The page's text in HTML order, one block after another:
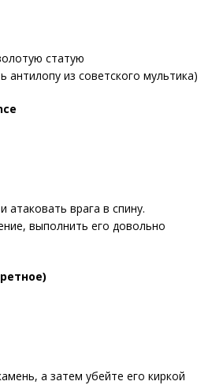
статую
из советского мультика)
атаковать врага в спину.
выполнить его довольно
а затем убейте его киркой